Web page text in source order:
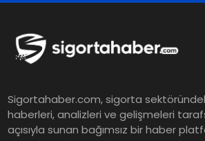
Grup Müdürü
Mevduat kısa
ürünleri uzun
Sigortahaber.com, sigorta
haberleri, analizleri ve gelişmeleri
açısıyla sunan bağımsız bir haber